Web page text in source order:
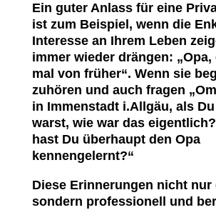
Ein guter Anlass für eine
ist zum Beispiel, wenn die
Interesse an Ihrem Leben
immer wieder drängen:
mal von früher“. Wenn sie
zuhören und auch fragen
in Immenstadt i.Allgäu, als
warst, wie war das
hast Du überhaupt den Opa
kennengelernt?“
Diese Erinnerungen nicht nur
sondern professionell und